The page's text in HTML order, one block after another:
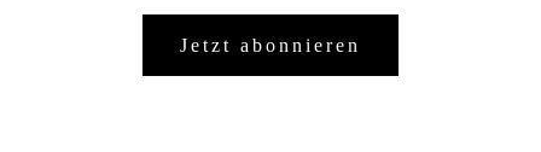
Jetzt abonnieren